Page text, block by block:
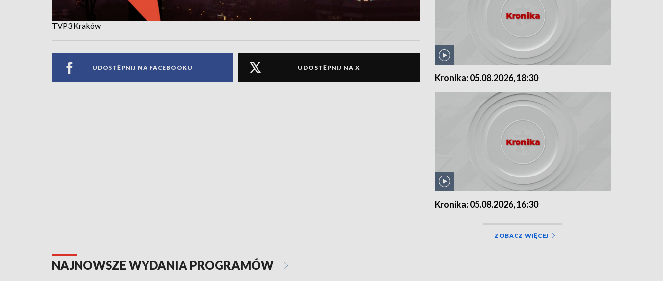
TVP3 Kraków
UDOSTĘPNIJ NA FACEBOOKU UDOSTĘPNIJ NA X
Kronika: 05.08.2026, 18:30
Kronika: 05.08.2026, 16:30
ZOBACZ WIĘCEJ
NAJNOWSZE WYDANIA PROGRAMÓW